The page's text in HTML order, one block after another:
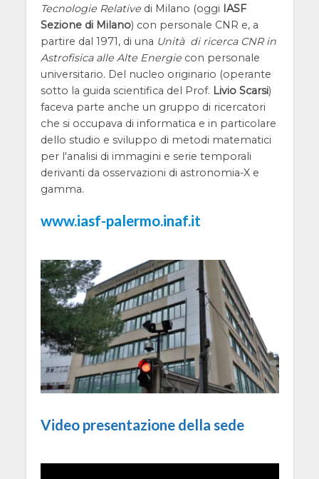
Tecnologie Relativedi Milano (oggi IASF
Sezione di Milano) con personale CNR e, a
partire dal 1971, di una Unità di ricerca CNR in
Astrofisica alle Alte Energiecon personale
universitario. Del nucleo originario (operante
sotto la guida scientifica del Prof. Livio Scarsi)
faceva parte anche un gruppo di ricercatori
che si occupava di informatica e in particolare
dello studio e sviluppo di metodi matematici
per l'analisi di immagini e serie temporali
derivanti da osservazioni di astronomia-X e
gamma.
www.iasf-palermo.inaf.it
Video presentazione della sede